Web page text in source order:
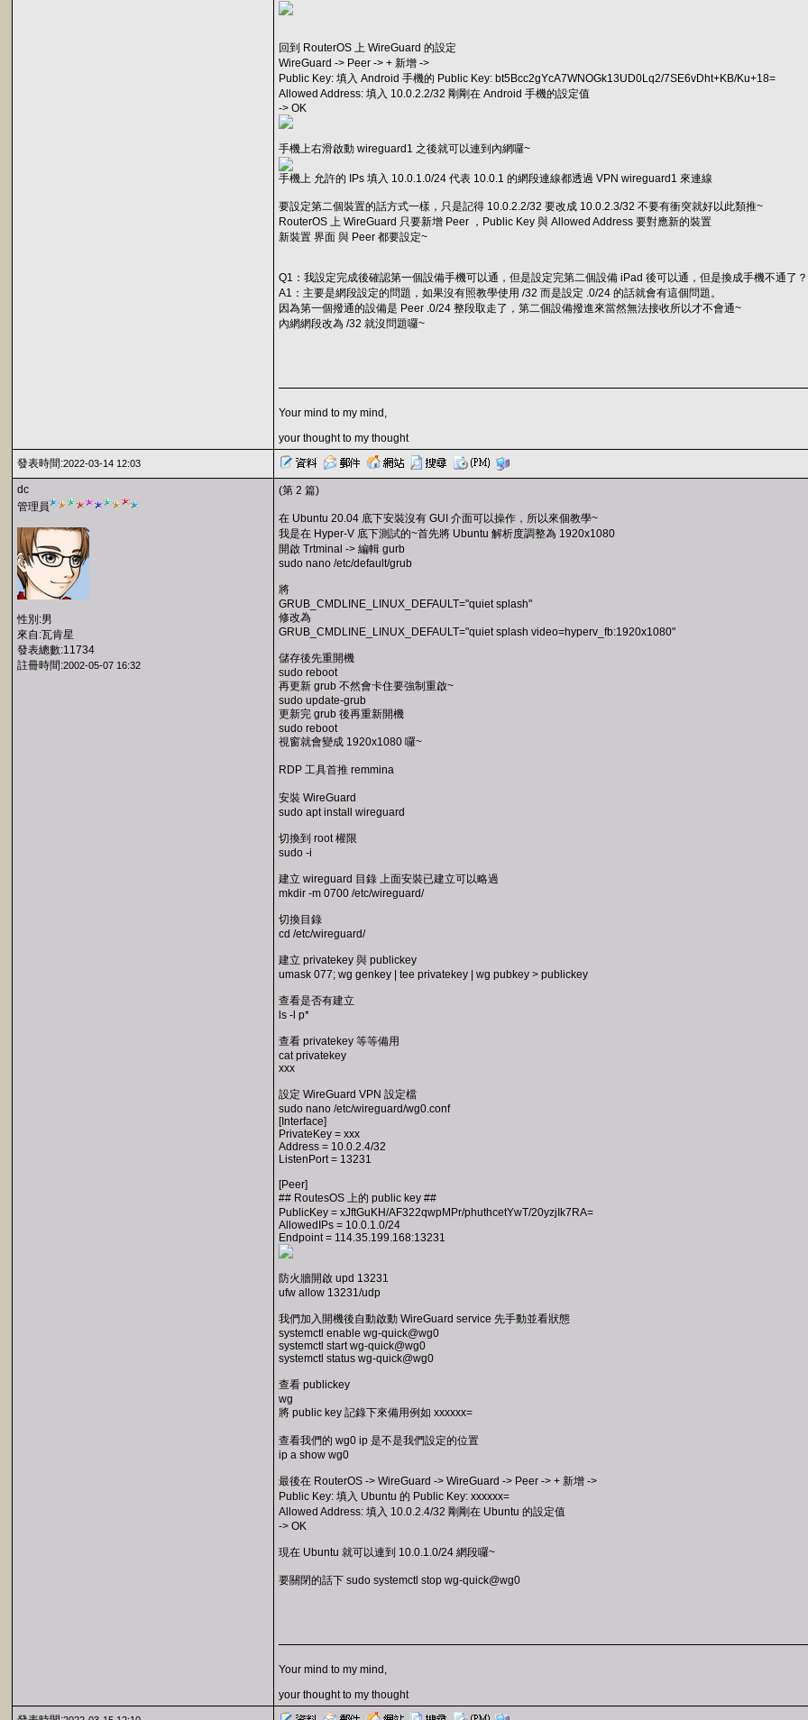
回到 RouterOS 上 WireGuard 的設定
WireGuard -> Peer -> + 新增 ->
Public Key: 填入 Android 手機的 Public Key: bt5Bcc2gYcA7WNOGk13UD0Lq2/7SE6vDht+KB/Ku+18=
Allowed Address: 填入 10.0.2.2/32 剛剛在 Android 手機的設定值
-> OK
手機上右滑啟動 wireguard1 之後就可以連到內網囉~
手機上 允許的 IPs 填入 10.0.1.0/24 代表 10.0.1 的網段連線都透過 VPN wireguard1 來連線
要設定第二個裝置的話方式一樣，只是記得 10.0.2.2/32 要改成 10.0.2.3/32 不要有衝突就好以此類推~
RouterOS 上 WireGuard 只要新增 Peer ，Public Key 與 Allowed Address 要對應新的裝置
新裝置 界面 與 Peer 都要設定~
Q1：我設定完成後確認第一個設備手機可以通，但是設定完第二個設備 iPad 後可以通，但是換成手機不通了
A1：主要是網段設定的問題，如果沒有照教學使用 /32 而是設定 .0/24 的話就會有這個問題。
因為第一個撥通的設備是 Peer .0/24 整段取走了，第二個設備撥進來當然無法接收所以才不會通~
內網網段改為 /32 就沒問題囉~
Your mind to my mind,
your thought to my thought
發表時間:2022-03-14 12:03
dc
管理員
性別:男
來自:瓦肯星
發表總數:11734
註冊時間:2002-05-07 16:32
(第 2 篇)
在 Ubuntu 20.04 底下安裝沒有 GUI 介面可以操作，所以來個教學~
我是在 Hyper-V 底下測試的~首先將 Ubuntu 解析度調整為 1920x1080
開啟 Trtminal -> 編輯 gurb
sudo nano /etc/default/grub
將
GRUB_CMDLINE_LINUX_DEFAULT="quiet splash"
修改為
GRUB_CMDLINE_LINUX_DEFAULT="quiet splash video=hyperv_fb:1920x1080"
儲存後先重開機
sudo reboot
再更新 grub 不然會卡住要強制重啟~
sudo update-grub
更新完 grub 後再重新開機
sudo reboot
視窗就會變成 1920x1080 囉~
RDP 工具首推 remmina
安裝 WireGuard
sudo apt install wireguard
切換到 root 權限
sudo -i
建立 wireguard 目錄 上面安裝已建立可以略過
mkdir -m 0700 /etc/wireguard/
切換目錄
cd /etc/wireguard/
建立 privatekey 與 publickey
umask 077; wg genkey | tee privatekey | wg pubkey > publickey
查看是否有建立
ls -l p*
查看 privatekey 等等備用
cat privatekey
xxx
設定 WireGuard VPN 設定檔
sudo nano /etc/wireguard/wg0.conf
[Interface]
PrivateKey = xxx
Address = 10.0.2.4/32
ListenPort = 13231
[Peer]
## RoutesOS 上的 public key ##
PublicKey = xJftGuKH/AF322qwpMPr/phuthcetYwT/20yzjIk7RA=
AllowedIPs = 10.0.1.0/24
Endpoint = 114.35.199.168:13231
防火牆開啟 upd 13231
ufw allow 13231/udp
我們加入開機後自動啟動 WireGuard service 先手動並看狀態
systemctl enable wg-quick@wg0
systemctl start wg-quick@wg0
systemctl status wg-quick@wg0
查看 publickey
wg
將 public key 記錄下來備用例如 xxxxxx=
查看我們的 wg0 ip 是不是我們設定的位置
ip a show wg0
最後在 RouterOS -> WireGuard -> WireGuard -> Peer -> + 新增 ->
Public Key: 填入 Ubuntu 的 Public Key: xxxxxx=
Allowed Address: 填入 10.0.2.4/32 剛剛在 Ubuntu 的設定值
-> OK
現在 Ubuntu 就可以連到 10.0.1.0/24 網段囉~
要關閉的話下 sudo systemctl stop wg-quick@wg0
Your mind to my mind,
your thought to my thought